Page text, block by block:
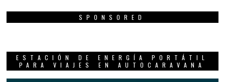
SPONSORED
ESTACIÓN DE ENERGÍA PORTÁTIL
PARA VIAJES EN AUTOCARAVANA